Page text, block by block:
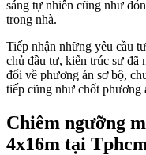
sáng tự nhiên cũng như
trong nhà.
Tiếp nhận những yêu cầu
chủ đầu tư, kiến trúc sư đã
đổi về phương án sơ bộ,
tiếp cũng như chốt phương
Chiêm ngưỡng
4x16m tại